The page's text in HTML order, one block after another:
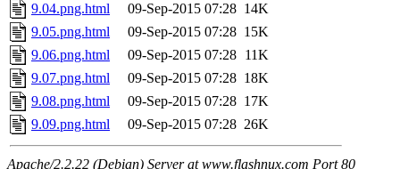
9.04.png.html
09-Sep-2015 07:28 14K
9.05.png.html
09-Sep-2015 07:28 15K
9.06.png.html
09-Sep-2015 07:28 11K
9.07.png.html
09-Sep-2015 07:28 18K
9.08.png.html
09-Sep-2015 07:28 17K
9.09.png.html
09-Sep-2015 07:28 26K
Apache/2.2.22 (Debian) Server at www.flashnux.com Port 80